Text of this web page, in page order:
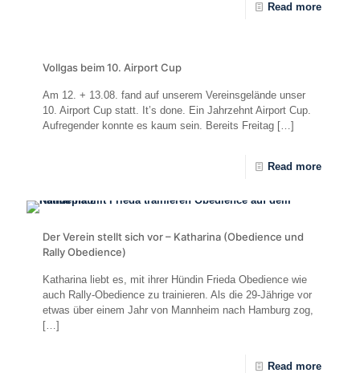
Read more
Vollgas beim 10. Airport Cup
Am 12. + 13.08. fand auf unserem Vereinsgelände unser
10. Airport Cup statt. It’s done. Ein Jahrzehnt Airport Cup.
Aufregender konnte es kaum sein. Bereits Freitag […]
Read more
Der Verein stellt sich vor – Katharina (Obedience und
Rally Obedience)
Katharina liebt es, mit ihrer Hündin Frieda Obedience wie
auch Rally-Obedience zu trainieren. Als die 29-Jährige vor
etwas über einem Jahr von Mannheim nach Hamburg zog,
[…]
Read more